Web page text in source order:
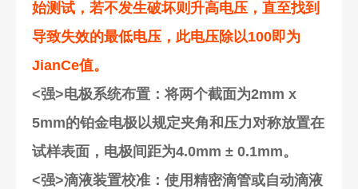
始测试，若不发生破坏则升高电压，直至找到
导致失效的最低电压，此电压除以100即为
JianCe值。
<强>电极系统布置 ：将两个截面为2mm x
5mm的铂金电极以规定夹角和压力对称放置在
试样表面，电极间距为4.0mm ± 0.1mm。
<强>滴液装置校准 ：使用精密滴管或自动滴液